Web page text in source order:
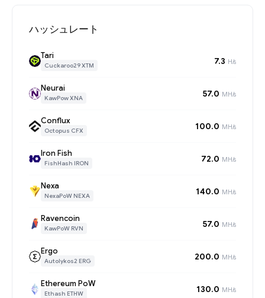
ハッシュレート
Tari
Cuckaroo29 XTM 7.3 H/s
Neurai
KawPow XNA 57.0 MH/s
Conflux
Octopus CFX 100.0 MH/s
Iron Fish
FishHash IRON 72.0 MH/s
Nexa
NexaPoW NEXA 140.0 MH/s
Ravencoin
KawPoW RVN 57.0 MH/s
Ergo
Autolykos2 ERG 200.0 MH/s
Ethereum PoW
Ethash ETHW 130.0 MH/s